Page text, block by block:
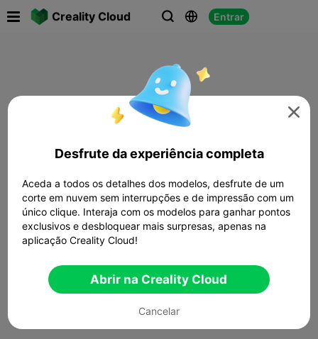
Creality Cloud   Entrar

Desfrute da experiência completa
Aceda a todos os detalhes dos modelos, desfrute de um
corte em nuvem sem interrupções e de impressão com um
único clique. Interaja com os modelos para ganhar pontos
exclusivos e desbloquear mais surpresas, apenas na
aplicação Creality Cloud!
Abrir na Creality Cloud
Cancelar